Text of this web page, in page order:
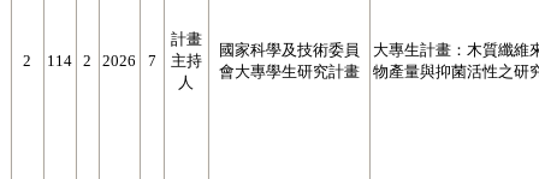
2 114 2 2026 7
計畫
主持
人
國家科學及技術委員
會大專學生研究計畫
大專生計畫：木質纖維
物產量與抑菌活性之研